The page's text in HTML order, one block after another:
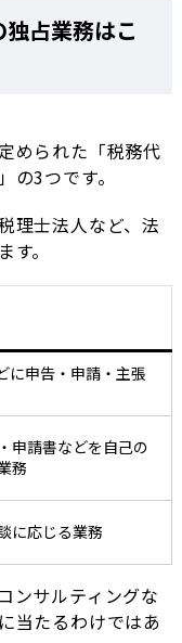
独占業務はこ
められた「税務代
3つです。
理士法人など、法
。
に申告・申請・主張
申請書などを自己の
務
に応じる業務
ンサルティングな
当たるわけではあ